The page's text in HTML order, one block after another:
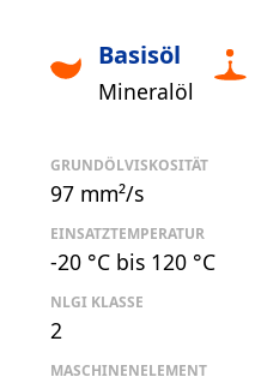
Basisöl
Mineralöl
GRUNDÖLVISKOSITÄT
97 mm²/s
EINSATZTEMPERATUR
-20 °C bis 120 °C
NLGI KLASSE
2
MASCHINENELEMENT